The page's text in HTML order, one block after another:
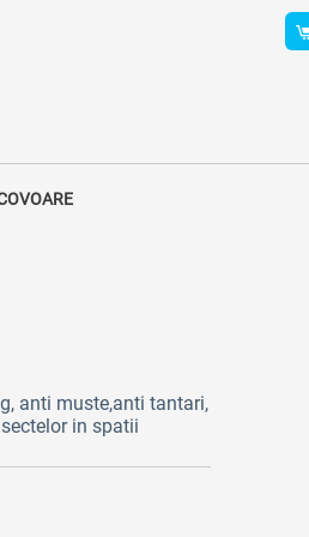
anti muste,anti tantari,
in spatii